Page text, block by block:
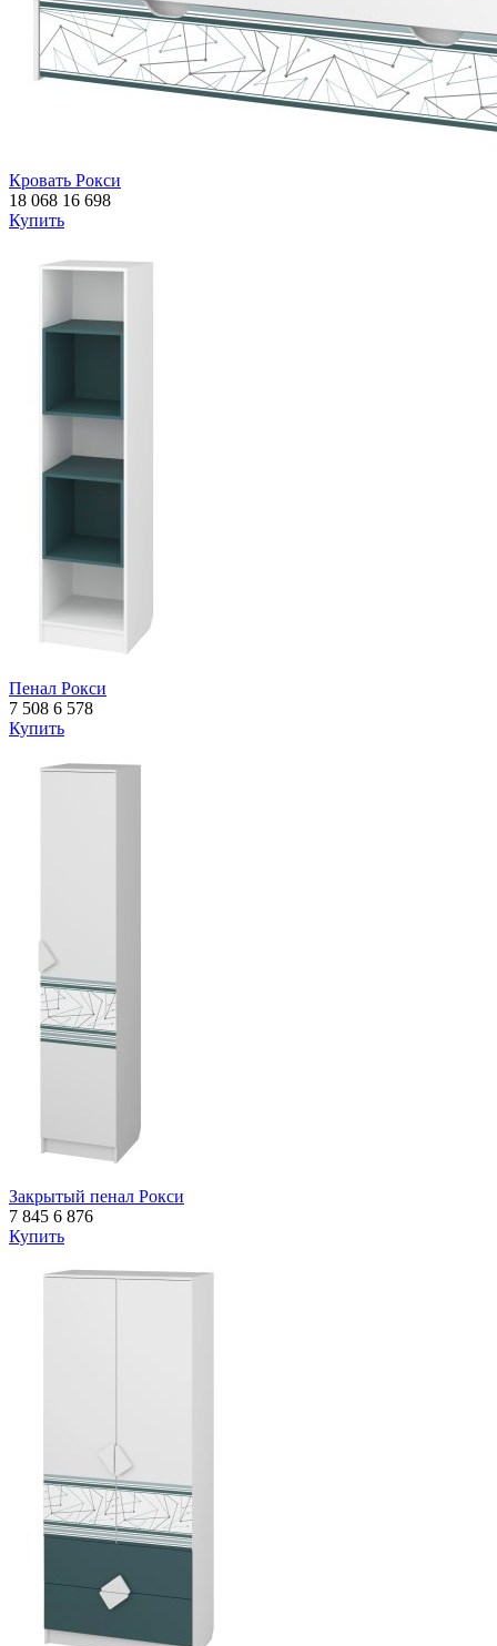
Кровать Рокси
18 068 16 698
Купить
Пенал Рокси
7 508 6 578
Купить
Закрытый пенал Рокси
7 845 6 876
Купить